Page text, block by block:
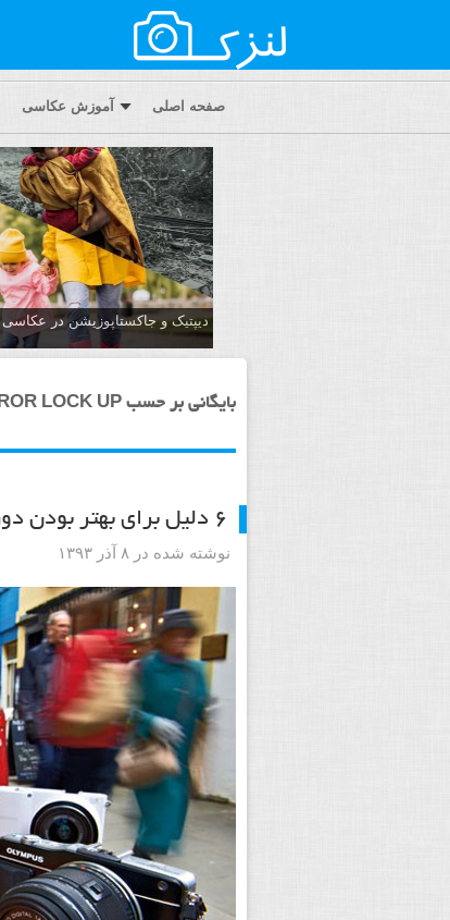
صفحه اصلی آموزش عکاسی
دیپتیک و جاکستا‌پوزیشن در عکاسی
بایگانی بر حسب MIRROR LOCK UP
۶ دلیل برای بهتر بودن دوربین های کامپکت یا CSC از دوربین های DSLR
نوشته شده در ۸ آذر ۱۳۹۳